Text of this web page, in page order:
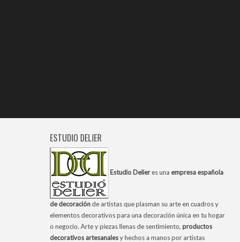
ESTUDIO DELIER
Estudio Delieres una empresa española
de decoraciónde artistas que plasman su arte en cuadros y
elementos decorativos para una decoración única en tu hogar
o negocio. Arte y piezas llenas de sentimiento, productos
decorativos artesanalesy hechos a manos por artistas